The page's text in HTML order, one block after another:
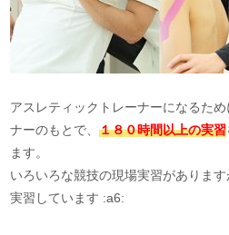
アスレティックトレーナーになるた
ナーのもとで、１８０時間以上の実習
ます。
いろいろな競技の現場実習がありま
実習しています :a6: